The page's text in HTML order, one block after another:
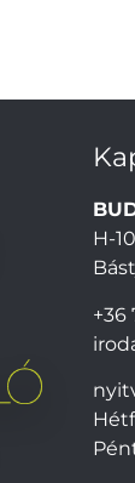
H-
+36